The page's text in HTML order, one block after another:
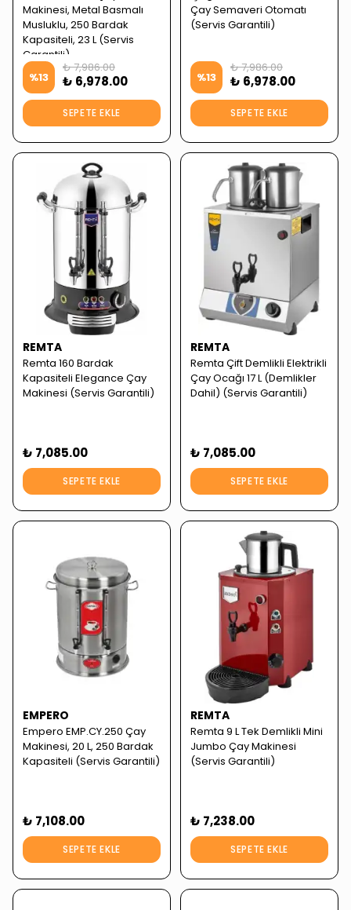
Makinesi, Metal Basmalı
Musluklu, 250 Bardak
Kapasiteli, 23 L (Servis
Garantili)
%13
₺ 7,986.00
₺ 6,978.00
SEPETE EKLE
Çay Semaveri Otomatı
(Servis Garantili)
%13
₺ 7,986.00
₺ 6,978.00
SEPETE EKLE
REMTA
Remta 160 Bardak
Kapasiteli Elegance Çay
Makinesi (Servis Garantili)
₺ 7,085.00
SEPETE EKLE
REMTA
Remta Çift Demlikli Elektrikli
Çay Ocağı 17 L (Demlikler
Dahil) (Servis Garantili)
₺ 7,085.00
SEPETE EKLE
EMPERO
Empero EMP.CY.250 Çay
Makinesi, 20 L, 250 Bardak
Kapasiteli (Servis Garantili)
₺ 7,108.00
SEPETE EKLE
REMTA
Remta 9 L Tek Demlikli Mini
Jumbo Çay Makinesi
(Servis Garantili)
₺ 7,238.00
SEPETE EKLE